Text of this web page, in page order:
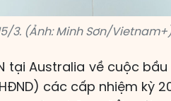
3. (Ảnh: Minh Sơn/
tại Australia về cuộc
các cấp nhiệm kỳ